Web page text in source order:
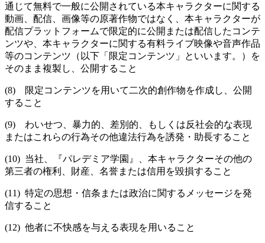
通じて無料で一般に公開されている本キャラクターに関する
動画、配信、画像等の原著作物ではなく、本キャラクターが
配信プラットフォームで限定的に公開または配信したコンテ
ンツや、本キャラクターに関する有料ライブ映像や音声作品
等のコンテンツ（以下「限定コンテンツ」といいます。）を
そのまま複製し、公開すること
(8) 限定コンテンツを用いて二次的創作物を作成し、公開
すること
(9) わいせつ、暴力的、差別的、もしくは反社会的な表現
またはこれらの行為その他違法行為を誘発・助長すること
(10) 当社、『パレデミア学園』、本キャラクターその他の
第三者の権利、財産、名誉または信用を毀損すること
(11) 特定の思想・信条または政治に関するメッセージを発
信すること
(12) 他者に不快感を与える表現を用いること